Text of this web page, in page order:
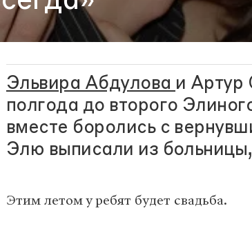
Эльвира Абдулова и Артур
полгода до второго
вместе боролись с
Элю выписали из
Этим летом у ребят будет свадьба.